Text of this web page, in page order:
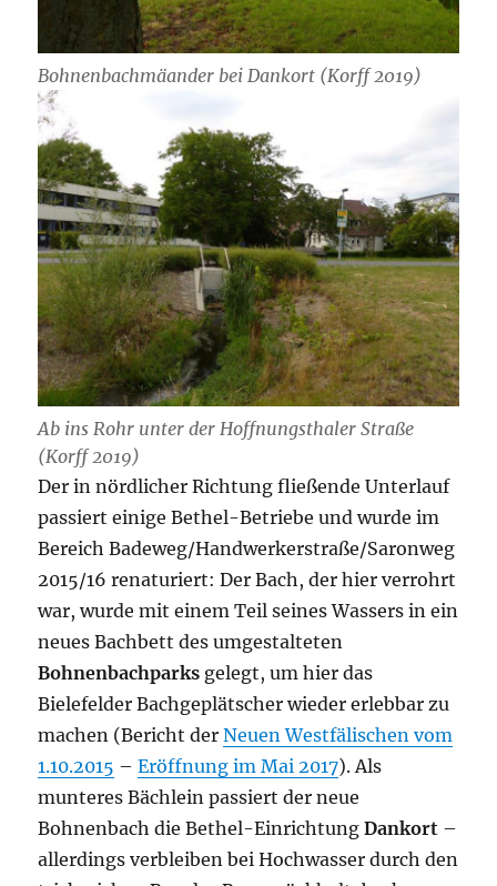
Bohnenbachmäander bei Dankort (Korff 2019)
Ab ins Rohr unter der Hoffnungsthaler Straße
(Korff 2019)
Der in nördlicher Richtung fließende Unterlauf
passiert einige Bethel-Betriebe und wurde im
Bereich Badeweg/Handwerkerstraße/Saronweg
2015/16 renaturiert: Der Bach, der hier verrohrt
war, wurde mit einem Teil seines Wassers in ein
neues Bachbett des umgestalteten
Bohnenbachparks gelegt, um hier das
Bielefelder Bachgeplätscher wieder erlebbar zu
machen (Bericht derNeuen Westfälischen vom
1.10.2015 –Eröffnung im Mai 2017). Als
munteres Bächlein passiert der neue
Bohnenbach die Bethel-EinrichtungDankort –
allerdings verbleiben bei Hochwasser durch den